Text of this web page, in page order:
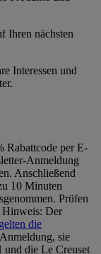
Ihren nächsten
Interessen und
Rabattcode per E-
Anmeldung
Anschließend
10 Minuten
Prüfen
Hinweis: Der
die
sie
und die Le Creuset